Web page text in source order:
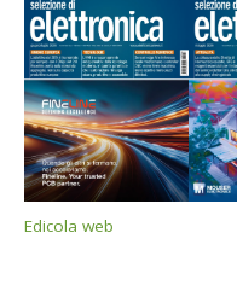
Edicola web